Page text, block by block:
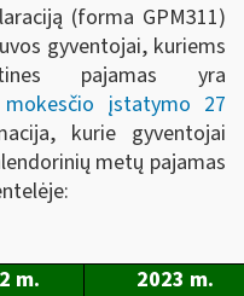
(forma GPM311)
gyventojai, kuriems
pajamas yra
mokesčio įstatymo 27
kurie gyventojai
metų pajamas
m.
2023 m.